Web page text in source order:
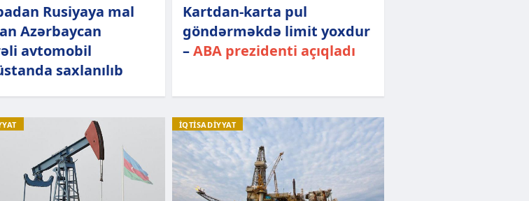
Rusiyaya mal
Azərbaycan
avtomobil
saxlanılıb
Kartdan-karta pul
göndərməkdə limit yoxdur
–ABA prezidenti açıqladı
İQTİSADİYYAT